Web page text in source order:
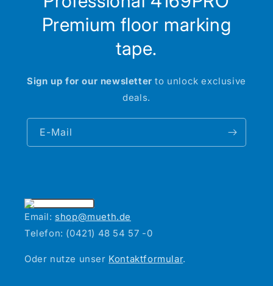
Wasserbeständigkeit good
Premium floor marking
tape.
Sign up for our newsletter to unlock exclusive
deals.
E-Mail
Email: shop@mueth.de
Telefon: (0421) 48 54 57 -0
Oder nutze unser Kontaktformular.